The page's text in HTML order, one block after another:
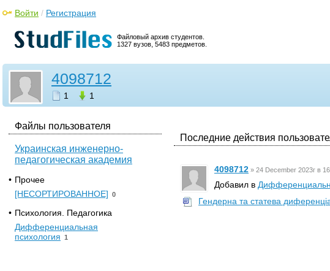
Файловый архив студентов.
1327 вузов, 5483 предметов.
Войти / Регистрация
4098712
1 1
Файлы пользователя
Украинская инженерно-
педагогическая академия
• Прочее
[НЕСОРТИРОВАННОЕ] 0
• Психология. Педагогика
Дифференциальная
психология 1
Последние действия
4098712 » 24 December 2023г в
Добавил в
Гендерна та статева